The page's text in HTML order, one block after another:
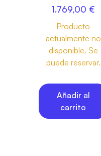
1.769,00 €
Producto
actualmente no
disponible. Se
puede reservar.
Añadir al
carrito